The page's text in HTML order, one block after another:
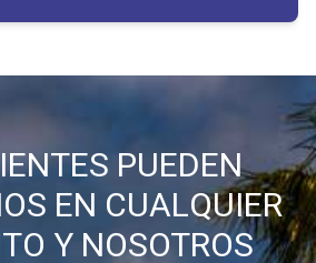
PUEDEN
EN CUALQUIER
Y NOSOTROS